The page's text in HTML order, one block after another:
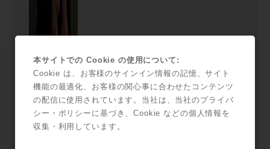
本サイトでの Cookie の使用について:
Cookie は、お客様のサインイン情報の記憶、サイト
機能の最適化、お客様の関心事に合わせたコンテンツ
の配信に使用されています。当社は、当社のプライバ
シー・ポリシーに基づき、Cookie などの個人情報を
収集・利用しています。